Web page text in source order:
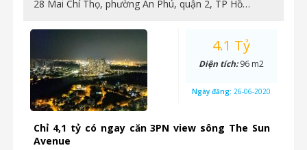
28 Mai Chí Thọ, phường An Phú, quận 2, TP Hồ…
Chỉ 4,1 tỷ có ngay căn 3PN view sông The Sun
Avenue
4.1 Tỷ
Diện tích:96 m2
Ngày đăng: 26-06-2020